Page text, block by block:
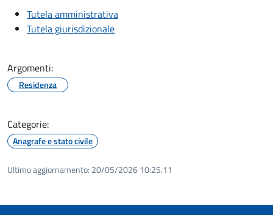
Tutela amministrativa
Tutela giurisdizionale
Argomenti:
Residenza
Categorie:
Anagrafe e stato civile
Ultimo aggiornamento: 20/05/2026 10:25.11